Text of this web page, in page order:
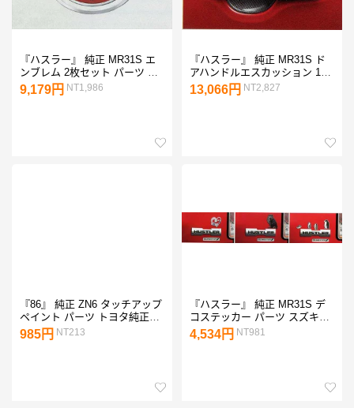
『ハスラー』 純正 MR31S エ
ンブレム 2枚セット パーツ ス
ズキ純正部品 飾り ワンポイン
ト hustler オプション アクセサ
9,179円 NT1,986
『ハスラー』 純正 MR31S ド
アハンドルエスカッション 1台
分4枚セット パーツ スズキ純
正部品 カーボン 飾り パネル
13,066円 NT2,827
『86』 純正 ZN6 タッチアップ
ペイント パーツ トヨタ純正部
品 オプション アクセサリー 用
品
985円 NT213
『ハスラー』 純正 MR31S デ
コステッカー パーツ スズキ純
正部品 hustler オプション アク
セサリー 用品
4,534円 NT981